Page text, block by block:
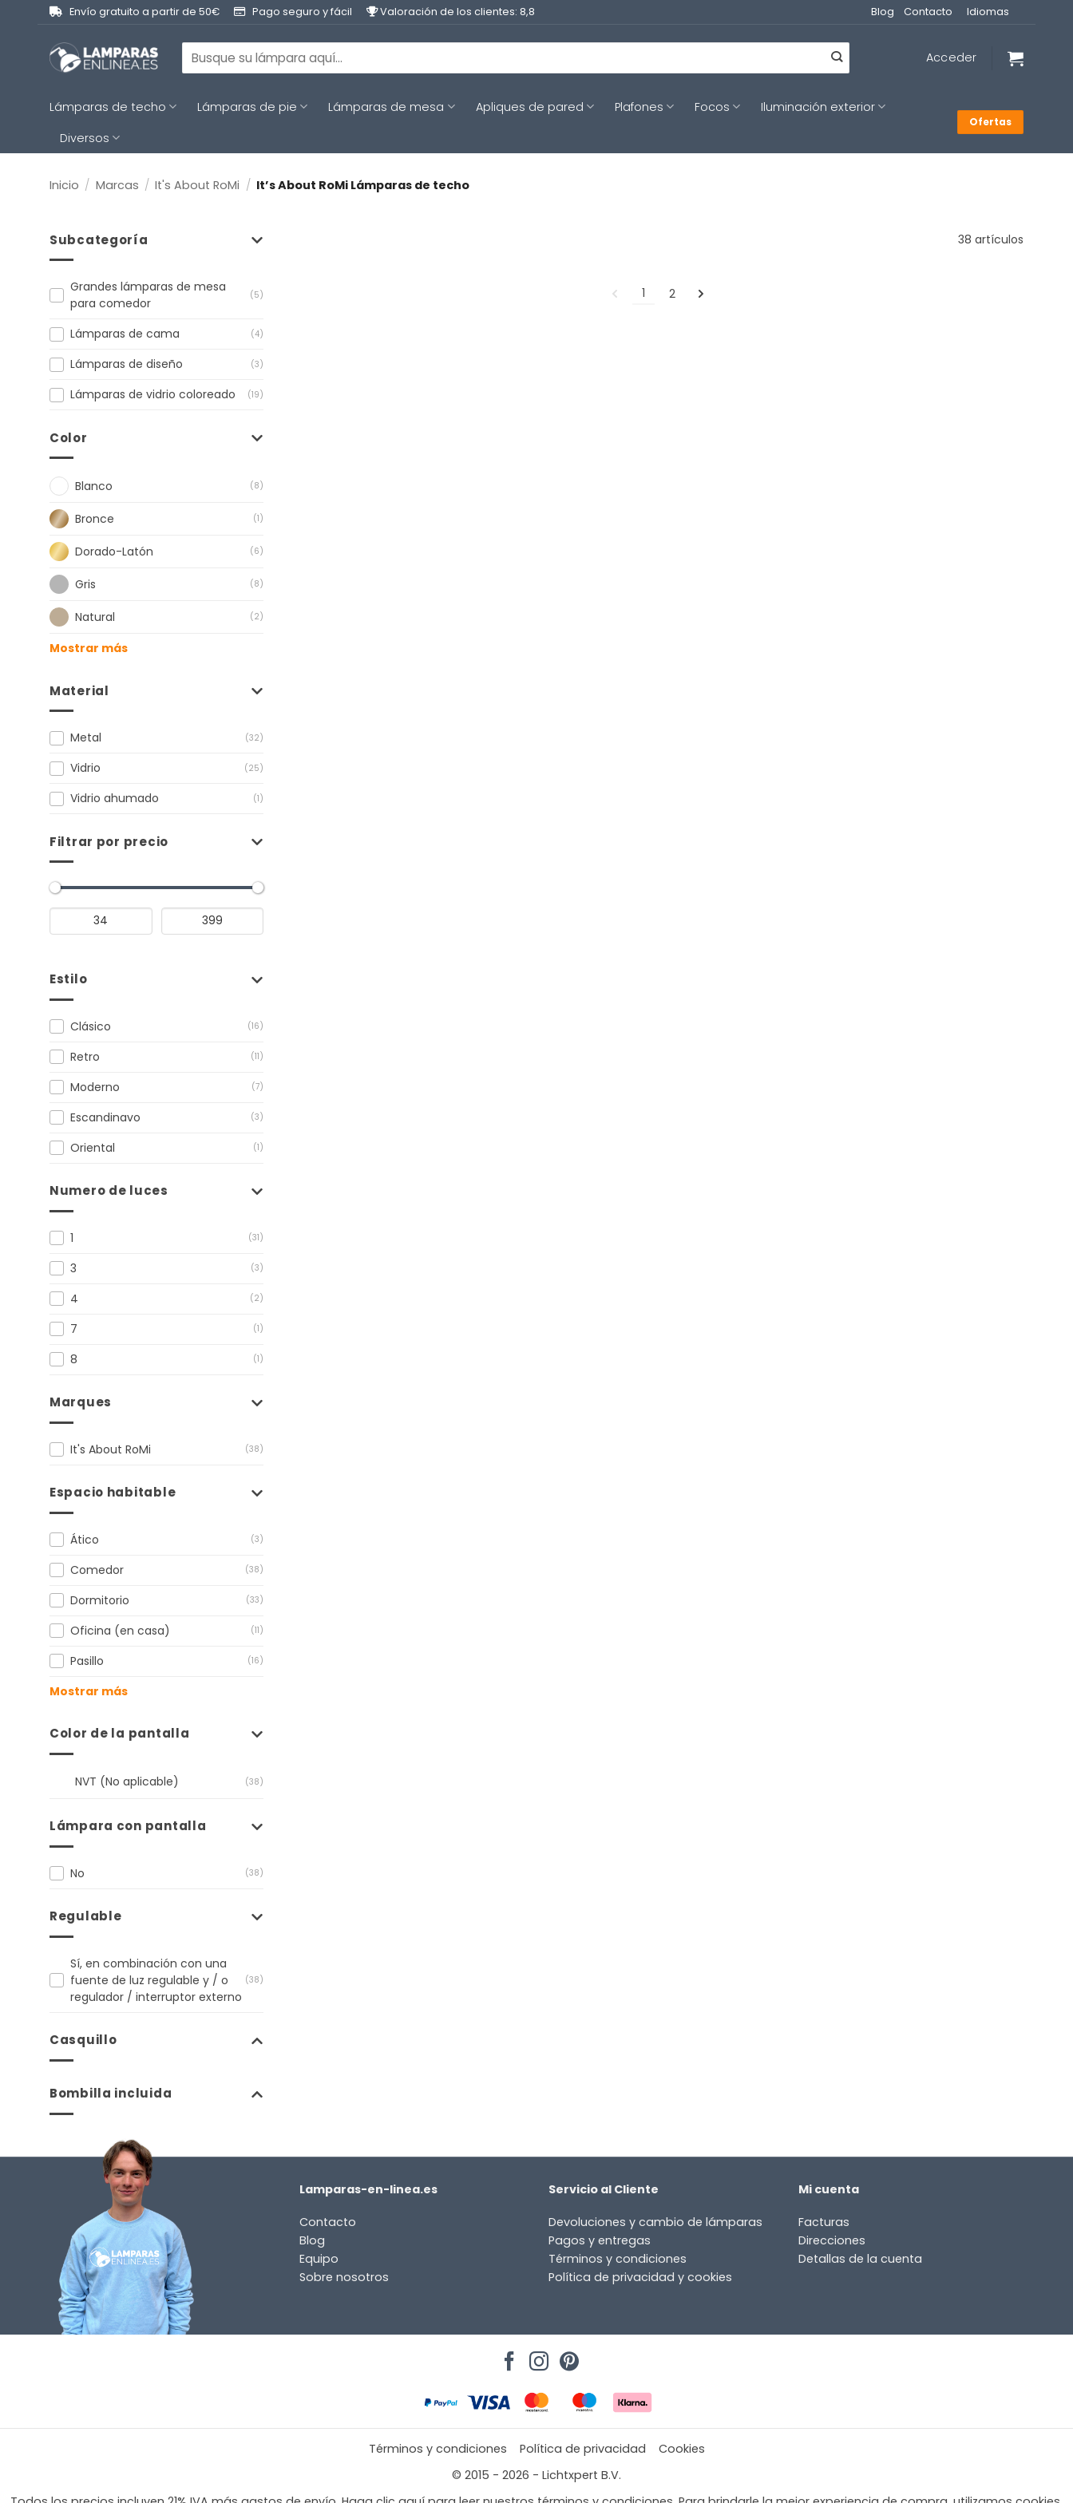
contenido
Envío gratuito a partir de 50€ Pago seguro y fácil Valoración de los clientes: 8,8 Blog Contacto Idiomas
Buscar
por:
Acceder
Lámparas de techo Lámparas de pie Lámparas de mesa Apliques de pared Plafones Focos
Iluminación exterior
Diversos
Ofertas
Inicio / Marcas / It's About RoMi / It’s About RoMi Lámparas de techo
Subcategoría
Grandes lámparas de mesa
para comedor
(5)
Lámparas de cama (4)
Lámparas de diseño (3)
Lámparas de vidrio coloreado (19)
Color
Blanco (8)
Bronce (1)
Dorado-Latón (6)
Gris (8)
Natural (2)
Mostrar más
Material
Metal (32)
Vidrio (25)
Vidrio ahumado (1)
Filtrar por precio
Estilo
Clásico (16)
Retro (11)
Moderno (7)
Escandinavo (3)
Oriental (1)
Numero de luces
1 (31)
3 (3)
4 (2)
7 (1)
8 (1)
Marques
It's About RoMi (38)
Espacio habitable
Ático (3)
Comedor (38)
Dormitorio (33)
Oficina (en casa) (11)
Pasillo (16)
Mostrar más
Color de la pantalla
NVT (No aplicable) (38)
Lámpara con pantalla
No (38)
Regulable
Sí, en combinación con una
fuente de luz regulable y / o
regulador / interruptor externo
(38)
Casquillo
Bombilla incluida
38 artículos
1 2
Lamparas-en-linea.es
Contacto
Blog
Equipo
Sobre nosotros
Servicio al Cliente
Devoluciones y cambio de lámparas
Pagos y entregas
Términos y condiciones
Política de privacidad y cookies
Mi cuenta
Facturas
Direcciones
Detallas de la cuenta
Términos y condiciones Política de privacidad
Cookies
© 2015 - 2026 - Lichtxpert B.V.